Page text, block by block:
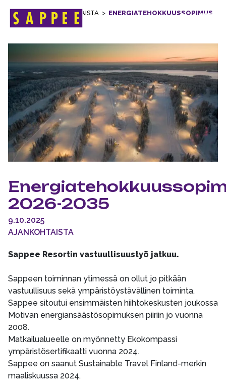
Päävalikko
ETUSIVU > AJANKOHTAISTA > ENERGIATEHOKKUUSSOPIMUS
2026-2035
2026-2035
9.10.2025
AJANKOHTAISTA
Sappee Resortin vastuullisuustyö jatkuu.
Sappeen toiminnan ytimessä on ollut jo pitkään
vastuullisuus sekä ympäristöystävällinen toiminta.
Sappee sitoutui ensimmäisten hiihtokeskusten joukossa
Motivan energiansäästösopimuksen piiriin jo vuonna
2008.
Matkailualueelle on myönnetty Ekokompassi
ympäristösertifikaatti vuonna 2024.
Sappee on saanut Sustainable Travel Finland-merkin
maaliskuussa 2024.